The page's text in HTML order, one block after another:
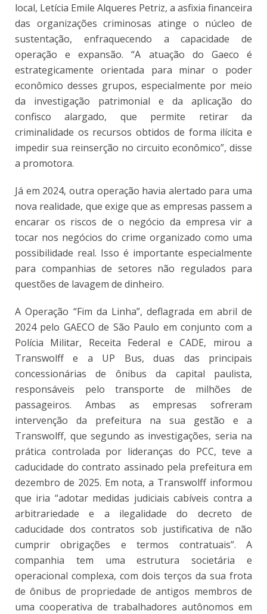
local, Letícia Emile Alqueres Petriz, a asfixia financeira
das organizações criminosas atinge o núcleo de
sustentação, enfraquecendo a capacidade de
operação e expansão. “A atuação do Gaeco é
estrategicamente orientada para minar o poder
econômico desses grupos, especialmente por meio
da investigação patrimonial e da aplicação do
confisco alargado, que permite retirar da
criminalidade os recursos obtidos de forma ilícita e
impedir sua reinserção no circuito econômico”, disse
a promotora.
Já em 2024, outra operação havia alertado para uma
nova realidade, que exige que as empresas passem a
encarar os riscos de o negócio da empresa vir a
tocar nos negócios do crime organizado como uma
possibilidade real. Isso é importante especialmente
para companhias de setores não regulados para
questões de lavagem de dinheiro.
A Operação “Fim da Linha”, deflagrada em abril de
2024 pelo GAECO de São Paulo em conjunto com a
Polícia Militar, Receita Federal e CADE, mirou a
Transwolff e a UP Bus, duas das principais
concessionárias de ônibus da capital paulista,
responsáveis pelo transporte de milhões de
passageiros. Ambas as empresas sofreram
intervenção da prefeitura na sua gestão e a
Transwolff, que segundo as investigações, seria na
prática controlada por lideranças do PCC, teve a
caducidade do contrato assinado pela prefeitura em
dezembro de 2025. Em nota, a Transwolff informou
que iria “adotar medidas judiciais cabíveis contra a
arbitrariedade e a ilegalidade do decreto de
caducidade dos contratos sob justificativa de não
cumprir obrigações e termos contratuais”. A
companhia tem uma estrutura societária e
operacional complexa, com dois terços da sua frota
de ônibus de propriedade de antigos membros de
uma cooperativa de trabalhadores autônomos em